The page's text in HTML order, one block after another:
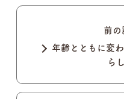
前の
年齢とともに変
ら